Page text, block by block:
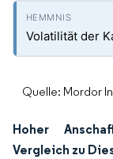
Volatilität der
Quelle: Mordor
Hoher
Vergleich zu